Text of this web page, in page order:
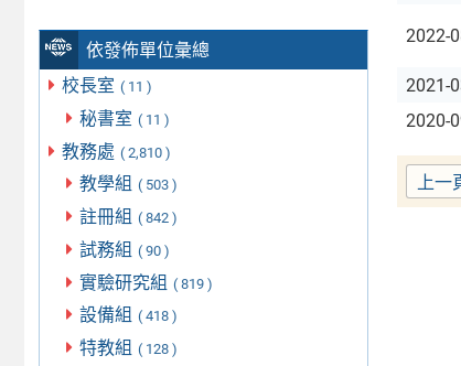
依發佈單位彙總
校長室 ( 11 )
秘書室 ( 11 )
教務處 ( 2,810 )
教學組 ( 503 )
註冊組 ( 842 )
試務組 ( 90 )
實驗研究組 ( 819 )
設備組 ( 418 )
特教組 ( 128 )
2022-
2021-
2020-
上一